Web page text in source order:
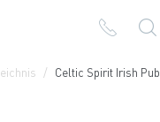
Celtic Spirit Irish Pub